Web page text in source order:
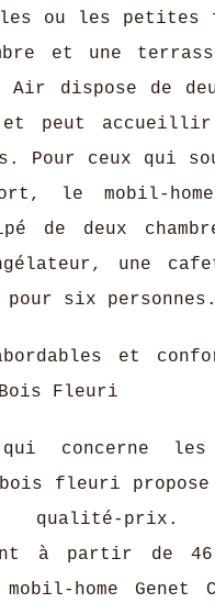
ou les petites
et une
Air dispose de
et peut
Pour ceux qui
le mobil-home
de deux
une
pour six personnes.
et
Bois Fleuri
concerne
bois fleuri
qualité-
à partir de
home Genet